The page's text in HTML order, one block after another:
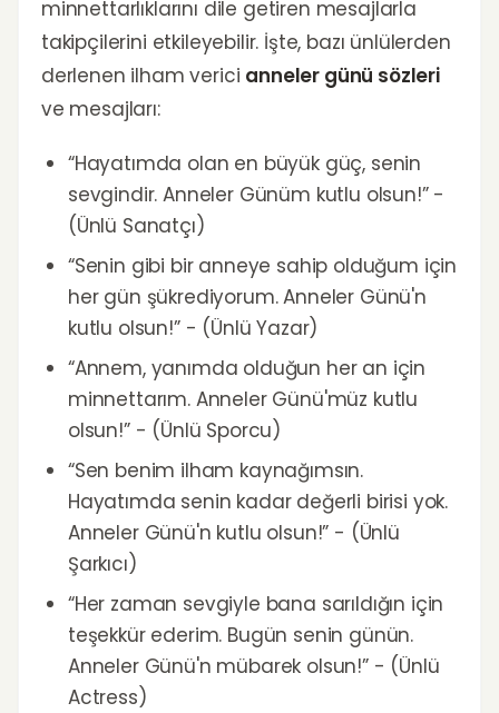
minnettarlıklarını dile getiren mesajlarla
takipçilerini etkileyebilir. İşte, bazı ünlülerden
derlenen ilham verici anneler günü sözleri
ve mesajları:
“Hayatımda olan en büyük güç, senin
sevgindir. Anneler Günüm kutlu olsun!” -
(Ünlü Sanatçı)
“Senin gibi bir anneye sahip olduğum için
her gün şükrediyorum. Anneler Günü'n
kutlu olsun!” - (Ünlü Yazar)
“Annem, yanımda olduğun her an için
minnettarım. Anneler Günü'müz kutlu
olsun!” - (Ünlü Sporcu)
“Sen benim ilham kaynağımsın.
Hayatımda senin kadar değerli birisi yok.
Anneler Günü'n kutlu olsun!” - (Ünlü
Şarkıcı)
“Her zaman sevgiyle bana sarıldığın için
teşekkür ederim. Bugün senin günün.
Anneler Günü'n mübarek olsun!” - (Ünlü
Actress)